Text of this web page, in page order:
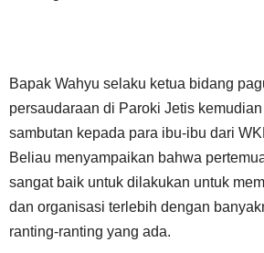
Bapak Wahyu selaku ketua bidang
persaudaraan di Paroki Jetis
sambutan kepada para ibu-ibu dari
Beliau menyampaikan bahwa
sangat baik untuk dilakukan untuk
dan organisasi terlebih dengan
ranting-ranting yang ada.